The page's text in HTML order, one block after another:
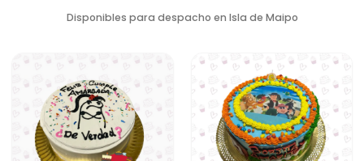
Disponibles para despacho en Isla de Maipo